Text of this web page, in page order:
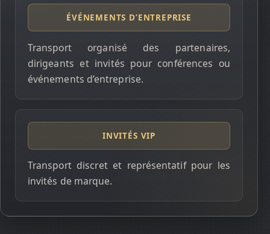
ÉVÉNEMENTS D’ENTREPRISE
Transport organisé des partenaires,
dirigeants et invités pour conférences ou
événements d’entreprise.
INVITÉS VIP
Transport discret et représentatif pour les
invités de marque.